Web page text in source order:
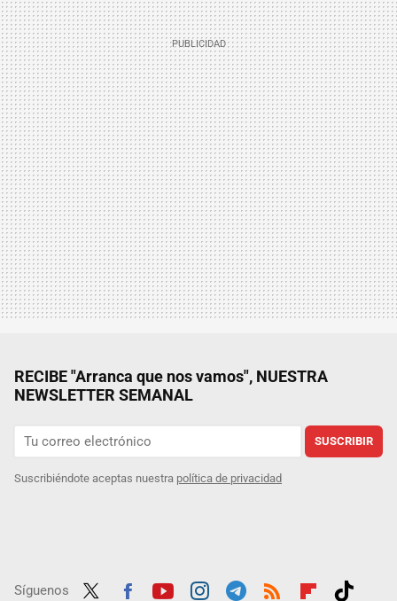
RECIBE "Arranca que nos vamos", NUESTRA
NEWSLETTER SEMANAL
SUSCRIBIR
Suscribiéndote aceptas nuestra política de privacidad
Síguenos